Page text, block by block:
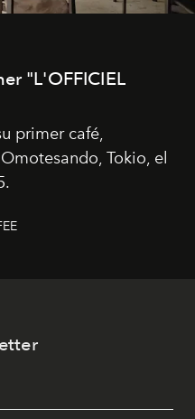
"L'OFFICIEL
primer café,
Tokio, el